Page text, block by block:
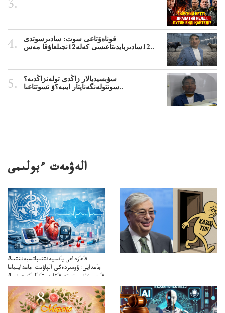
قوناەۆتاعى سوت: سادىرسوتدى
12سادىربايدىتاعىسى كەلە12نجىلعاۇقا مەس..
سۋبسيديالار زاڭدى تولەنزاڭدىە؟
سوتتولەنگەناپتار ايىبە؟ۋ تسوتتاعىا..
الەۋمەت ءبولىمى
قاعازداعى پاتسيەنتتىپاتسيەنتتىڭ
جاعدايى: ۇومىردەگى الپاۋىت جاعدايىياعا
قارسىءۇنسىزستە قاءارىستانالپاۋىت-نىڭ
قاۋەپيدەمياعاەمشىلىگىقارسىكۇرەستەقازاقستاندىقاببنىڭقاۋقارىمەنكەمشىلىگى